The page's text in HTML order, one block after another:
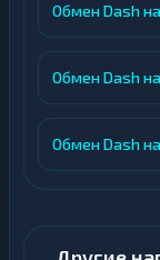
Обмен Dash
Обмен Dash
Обмен Dash